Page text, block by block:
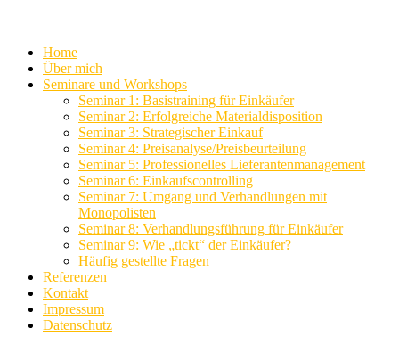
Home
Über mich
Seminare und Workshops
Seminar 1: Basistraining für Einkäufer
Seminar 2: Erfolgreiche Materialdisposition
Seminar 3: Strategischer Einkauf
Seminar 4: Preisanalyse/Preisbeurteilung
Seminar 5: Professionelles Lieferantenmanagement
Seminar 6: Einkaufscontrolling
Seminar 7: Umgang und Verhandlungen mit
Monopolisten
Seminar 8: Verhandlungsführung für Einkäufer
Seminar 9: Wie „tickt“ der Einkäufer?
Häufig gestellte Fragen
Referenzen
Kontakt
Impressum
Datenschutz